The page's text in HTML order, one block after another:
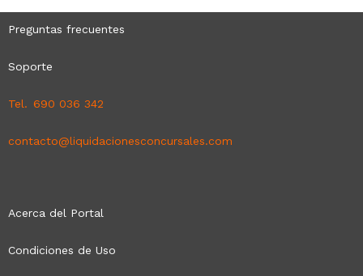
Preguntas frecuentes
Soporte
Tel. 690 036 342
contacto@liquidacionesconcursales.com
Acerca del Portal
Condiciones de Uso